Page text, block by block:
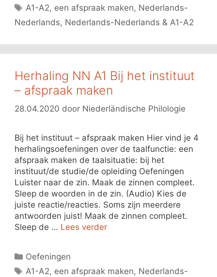
Tags
A1-A2, een afspraak maken, Nederlands-
Nederlands, Nederlands-Nederlands & A1-A2
Herhaling NN A1 Bij het instituut
– afspraak maken
28.04.2020 door Niederländische Philologie
Bij het instituut – afspraak maken Hier vind je 4
herhalingsoefeningen over de taalfunctie: een
afspraak maken de taalsituatie: bij het
instituut/de studie/de opleiding Oefeningen
Luister naar de zin. Maak de zinnen compleet.
Sleep de woorden in de zin. (Audio) Kies de
juiste reactie/reacties. Soms zijn meerdere
antwoorden juist! Maak de zinnen compleet.
Sleep de … Lees verder
Categorieën
Oefeningen
Tags
A1-A2, een afspraak maken, Nederlands-